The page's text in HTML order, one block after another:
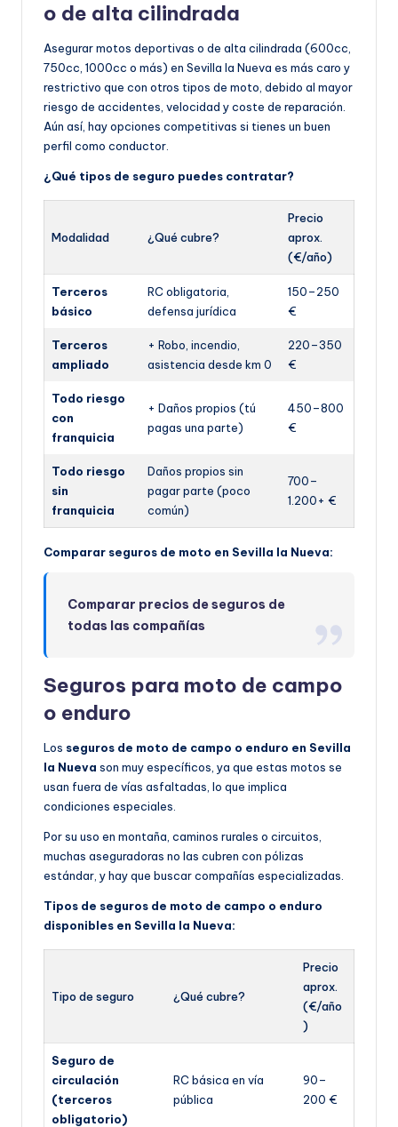
o de alta cilindrada
Asegurar motos deportivas o de alta cilindrada (600cc,
750cc, 1000cc o más) en Sevilla la Nueva es más caro y
restrictivo que con otros tipos de moto, debido al mayor
riesgo de accidentes, velocidad y coste de reparación.
Aún así, hay opciones competitivas si tienes un buen
perfil como conductor.
¿Qué tipos de seguro puedes contratar?
Modalidad ¿Qué cubre?
Precio
aprox.
(€/año)
Terceros
básico
RC obligatoria,
defensa jurídica
150–250
€
Terceros
ampliado
+ Robo, incendio,
asistencia desde km 0
220–350
€
Todo riesgo
con
franquicia
+ Daños propios (tú
pagas una parte)
450–800
€
Todo riesgo
sin
franquicia
Daños propios sin
pagar parte (poco
común)
700–
1.200+ €
Comparar seguros de moto en Sevilla la Nueva:
Comparar precios de seguros de
todas las compañías
Seguros para moto de campo
o enduro
Los seguros de moto de campo o enduro en Sevilla
la Nueva son muy específicos, ya que estas motos se
usan fuera de vías asfaltadas, lo que implica
condiciones especiales.
Por su uso en montaña, caminos rurales o circuitos,
muchas aseguradoras no las cubren con pólizas
estándar, y hay que buscar compañías especializadas.
Tipos de seguros de moto de campo o enduro
disponibles en Sevilla la Nueva:
Tipo de seguro ¿Qué cubre?
Precio
aprox.
(€/año
)
Seguro de
circulación
(terceros
obligatorio)
RC básica en vía
pública
90–
200 €